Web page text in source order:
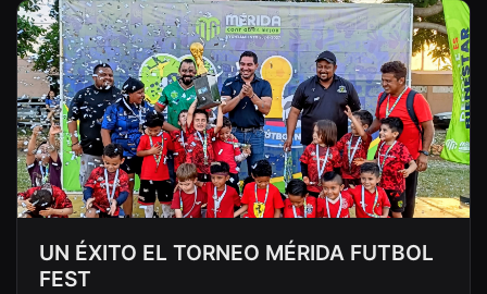
UN ÉXITO EL TORNEO MÉRIDA FUTBOL
FEST